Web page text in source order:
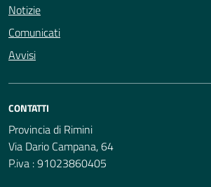
Notizie
Comunicati
Avvisi
CONTATTI
Provincia di Rimini
Via Dario Campana, 64
P.iva : 91023860405